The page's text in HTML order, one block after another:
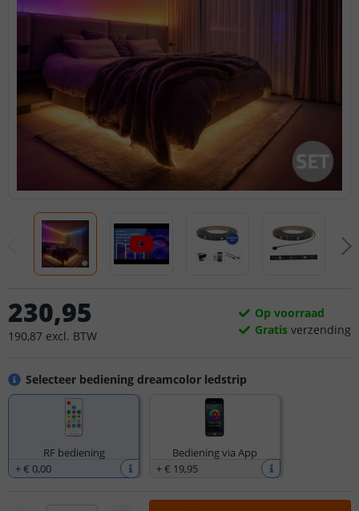
Selecteer bediening dreamcolor ledstrip
RF bediening
+€ 0,00
Bediening via App
+€ 19,95
230,95
190,87 excl. BTW
Op voorraad
Gratis verzending